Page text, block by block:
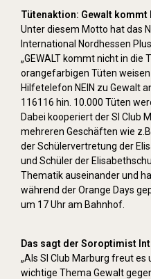
Tütenaktion: Gewalt kommt
Unter diesem Motto hat das
International Nordhessen
„GEWALT kommt nicht in die
orangefarbigen Tüten
Hilfetelefon NEIN zu Gewalt
116116 hin. 10.000 Tüten
Dabei kooperiert der SI Club
mehreren Geschäften wie
der Schülervertretung der
und Schüler der
Thematik auseinander und
während der Orange Days
um 17 Uhr am Bahnhof.
Das sagt der Soroptimist
„Als SI Club Marburg freut es
wichtige Thema Gewalt